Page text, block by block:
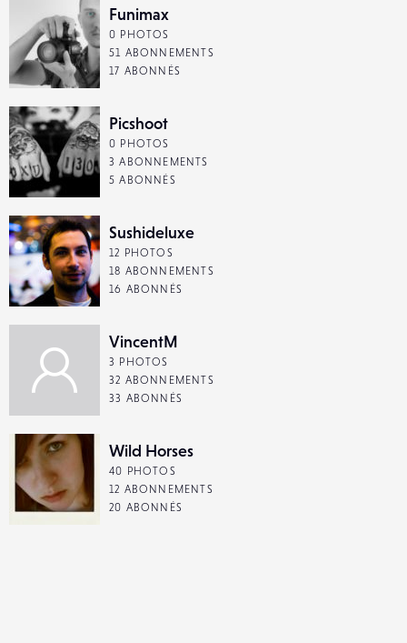
Funimax
0 PHOTOS
51 ABONNEMENTS
17 ABONNÉS
Picshoot
0 PHOTOS
3 ABONNEMENTS
5 ABONNÉS
Sushideluxe
12 PHOTOS
18 ABONNEMENTS
16 ABONNÉS
VincentM
3 PHOTOS
32 ABONNEMENTS
33 ABONNÉS
Wild Horses
40 PHOTOS
12 ABONNEMENTS
20 ABONNÉS